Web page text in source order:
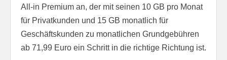
All-in Premium an, der mit seinen 10 GB pro Monat
für Privatkunden und 15 GB monatlich für
Geschäftskunden zu monatlichen Grundgebühren
ab 71,99 Euro ein Schritt in die richtige Richtung ist.